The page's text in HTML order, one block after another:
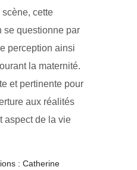
cette
se questionne par
perception ainsi
la maternité.
et pertinente pour
aux réalités
aspect de la vie
: Catherine